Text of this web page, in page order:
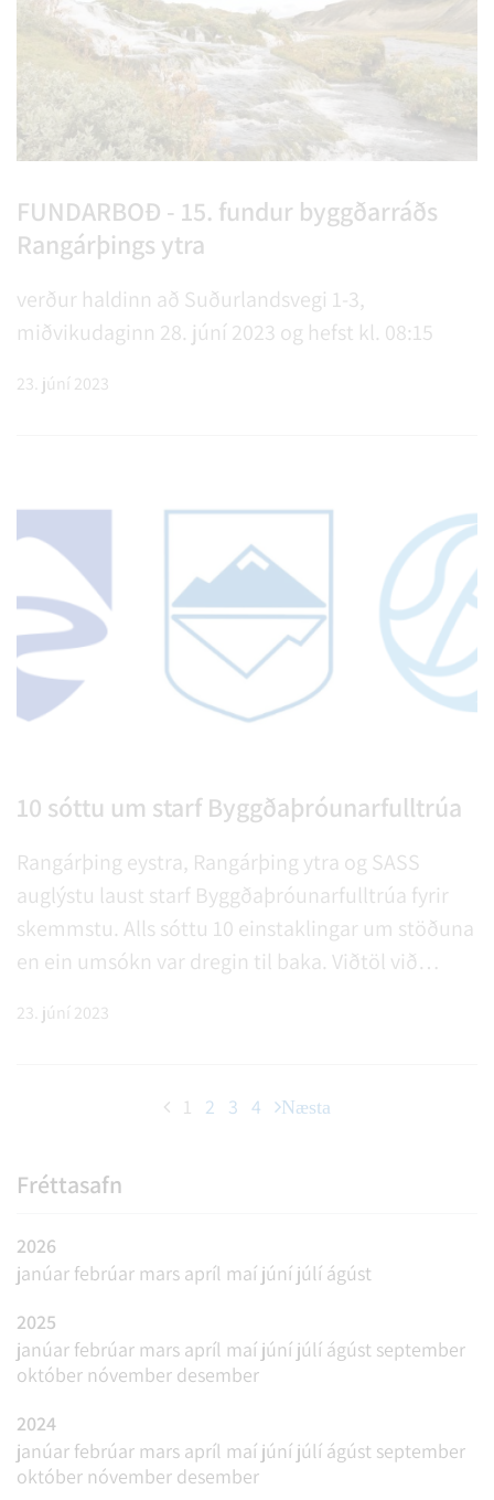
FUNDARBOÐ - 15. fundur byggðarráðs
Rangárþings ytra
verður haldinn að Suðurlandsvegi 1-3,
miðvikudaginn 28. júní 2023 og hefst kl. 08:15
23. júní 2023
10 sóttu um starf Byggðaþróunarfulltrúa
Rangárþing eystra, Rangárþing ytra og SASS
auglýstu laust starf Byggðaþróunarfulltrúa fyrir
skemmstu. Alls sóttu 10 einstaklingar um stöðuna
en ein umsókn var dregin til baka. Viðtöl við
Eftirfarandi eru umsækjendur: Ástvaldur Helgi
23. júní 2023
1 2 3 4 Næsta
Fréttasafn
2026
janúar febrúar mars apríl maí júní júlí ágúst
2025
janúar febrúar mars apríl maí júní júlí ágúst september
október nóvember desember
2024
janúar febrúar mars apríl maí júní júlí ágúst september
október nóvember desember